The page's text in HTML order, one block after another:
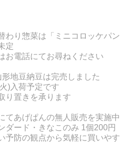
わり惣菜は「ミニコロッケパ
定
お電話にてお尋ねください
地豆納豆は完売しました
)入荷予定です
り置きを承ります
てあげぱんの無人販売を実施中
ダード・きなこのみ 1個200円
予防の観点から気軽に買いやす